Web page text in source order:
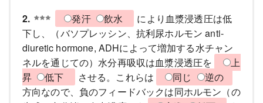
2.
発汗 飲水
により血漿浸透圧は低
下し、（バソプレッシン、抗利尿ホルモン anti-
diuretic hormone, ADHによって増加する水チャン
ネルを通じての）水分再吸収は血漿浸透圧を
上
昇
低下 させる。これらは 同じ
逆の
方向なので、負のフィードバックは同ホルモン（の